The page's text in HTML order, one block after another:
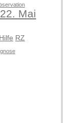
Mai
RZ